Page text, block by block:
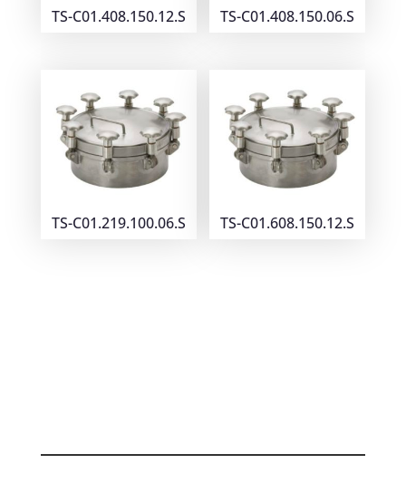
TS-C01.408.150.12.S TS-C01.408.150.06.S
TS-C01.219.100.06.S TS-C01.608.150.12.S